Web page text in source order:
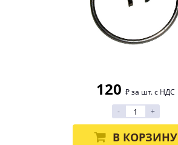
120 ₽ за шт. с НДС
-
+
В КОРЗИНУ